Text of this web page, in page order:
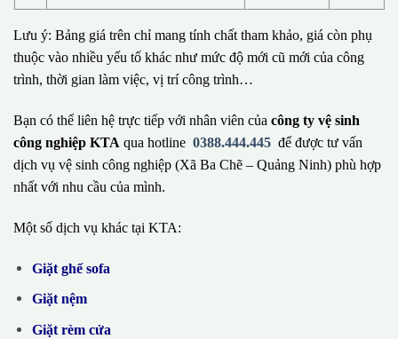
Lưu ý: Bảng giá trên chỉ mang tính chất tham khảo, giá còn phụ
thuộc vào nhiều yếu tố khác như mức độ mới cũ mới của công
trình, thời gian làm việc, vị trí công trình…
Bạn có thể liên hệ trực tiếp với nhân viên của công ty vệ sinh
công nghiệp KTA qua hotline 0388.444.445 để được tư vấn
dịch vụ vệ sinh công nghiệp (Xã Ba Chẽ – Quảng Ninh) phù hợp
nhất với nhu cầu của mình.
Một số dịch vụ khác tại KTA:
Giặt ghế sofa
Giặt nệm
Giặt rèm cửa